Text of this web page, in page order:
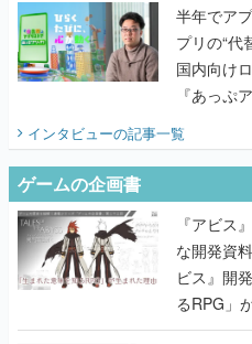
半年でアプ
プリの“代
国内向け
『あっぷ
インタビューの記事一覧
ゲームの企画書
『アビス
な開発資
ビス』開
るRPG」
書】